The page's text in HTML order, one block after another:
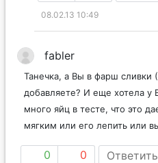
08.02.13 10:49
fabler
Танечка, а Вы в фарш сливки
добавляете? И еще хотела у
много яйц в тесте, что это
мягким или его лепить или
0 0 Ответить